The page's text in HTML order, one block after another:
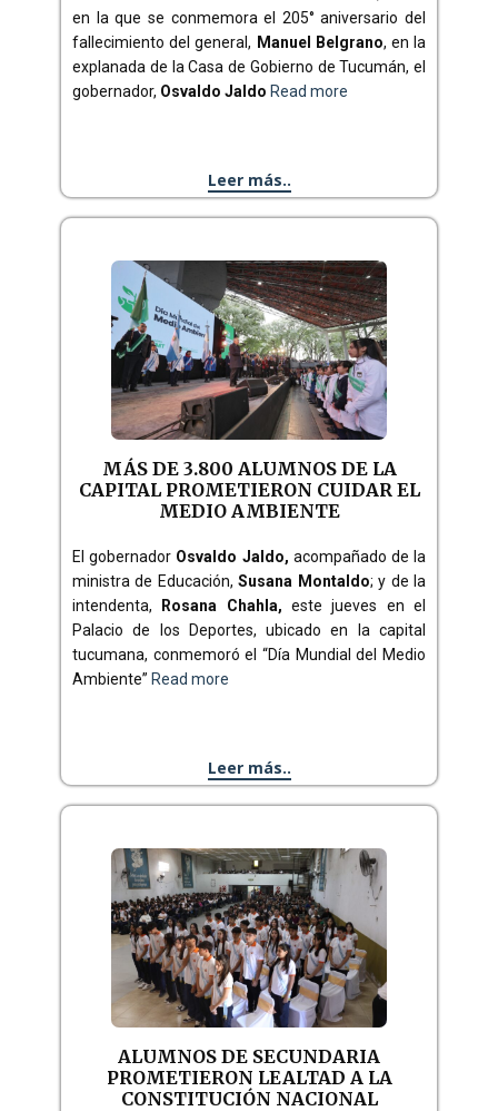
en la que se conmemora el 205° aniversario del
fallecimiento del general, Manuel Belgrano, en la
explanada de la Casa de Gobierno de Tucumán, el
gobernador, Osvaldo Jaldo Read more
Leer más..
MÁS DE 3.800 ALUMNOS DE LA
CAPITAL PROMETIERON CUIDAR EL
MEDIO AMBIENTE
El gobernador Osvaldo Jaldo, acompañado de la
ministra de Educación,Susana Montaldo; y de la
intendenta,
Rosana Chahla, este jueves en el
Palacio de los Deportes, ubicado en la capital
tucumana, conmemoró el “Día Mundial del Medio
Ambiente” Read more
Leer más..
ALUMNOS DE SECUNDARIA
PROMETIERON LEALTAD A LA
CONSTITUCIÓN NACIONAL